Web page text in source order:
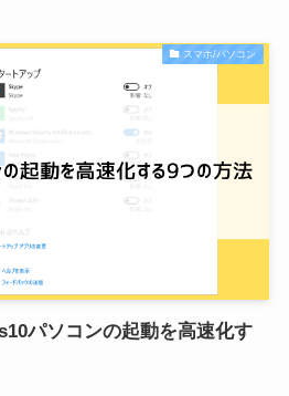
スマホ/パソコン
パソコンの起動を高速化す